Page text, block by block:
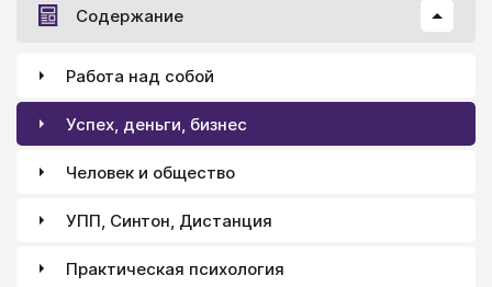
Содержание
Работа над собой
Успех, деньги, бизнес
Человек и общество
УПП, Синтон, Дистанция
Практическая психология